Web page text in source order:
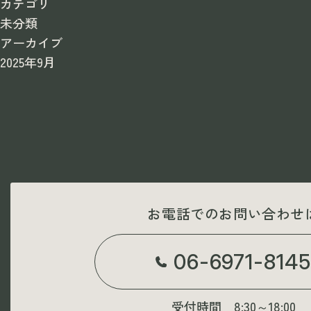
未分類
アーカイブ
2025年9月
お電話でのお問い合わせ
06-6971-8145
受付時間 8:30～18:00